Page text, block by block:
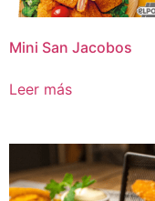
Mini San Jacobos
Leer más